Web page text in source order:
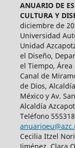
ANUARIO DE
CULTURA Y
diciembre de
Universidad
Unidad
el Diseño,
el Tiempo,
Canal de
de Dios,
México y Av.
Alcaldía
Teléfono
Cecilia Itzel